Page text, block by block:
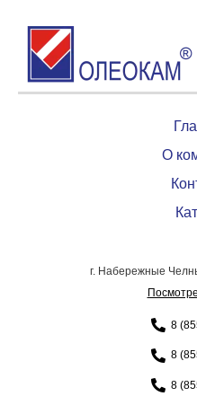
О
г. Набережные
8
8
8